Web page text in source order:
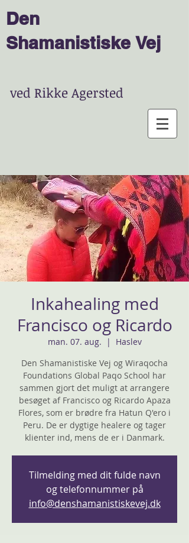
Den
Shamanistiske Vej
ved Rikke Agersted
Inkahealing med
Francisco og Ricardo
man. 07. aug.
  |
Haslev
Den Shamanistiske Vej og Wiraqocha
Foundations Global Paqo School har
sammen gjort det muligt at arrangere
besøget af Francisco og Ricardo Apaza
Flores, som er brødre fra Hatun Q'ero i
Peru. De er dygtige healere og tager
klienter ind, mens de er i Danmark.
Tilmelding med dit fulde navn
og telefonnummer på
info@denshamanistiskevej.dk